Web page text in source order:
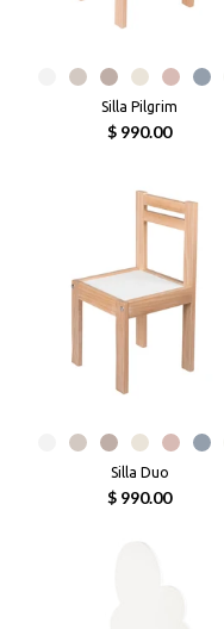
Silla Pilgrim
$ 990.00
Silla Duo
$ 990.00